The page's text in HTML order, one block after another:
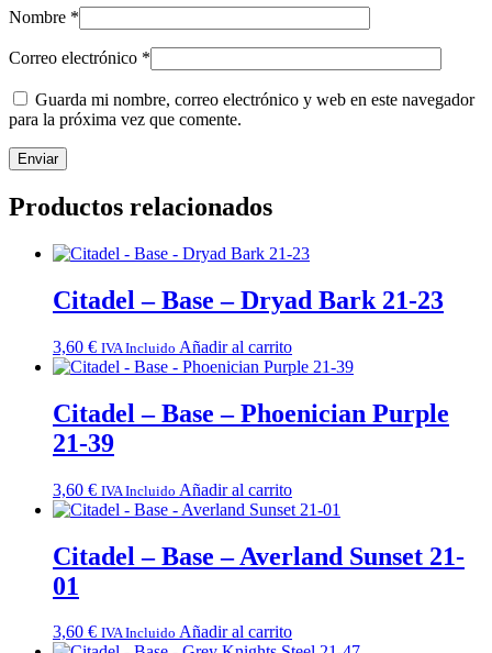
Nombre *
Correo electrónico *
Guarda mi nombre, correo electrónico y web en este navegador
para la próxima vez que comente.
Productos relacionados
Citadel – Base – Dryad Bark 21-23
3,60 € IVA Incluido Añadir al carrito
Citadel – Base – Phoenician Purple
21-39
3,60 € IVA Incluido Añadir al carrito
Citadel – Base – Averland Sunset 21-
01
3,60 € IVA Incluido Añadir al carrito